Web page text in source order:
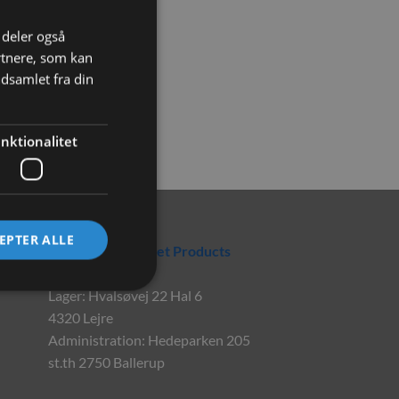
Rabbitpet
En del af World Pet Products
Lager: Hvalsøvej 22 Hal 6
4320 Lejre
Administration: Hedeparken 205
st.th 2750 Ballerup
også
som kan
fra din
ALLE